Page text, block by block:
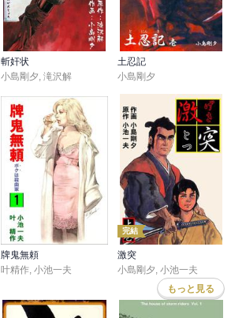
斬奸状
小島剛夕, 滝沢解
土忍記
小島剛夕
牌鬼無頼
叶精作 小池一夫
完結
激突
小島剛夕 小池一夫
もっと見る